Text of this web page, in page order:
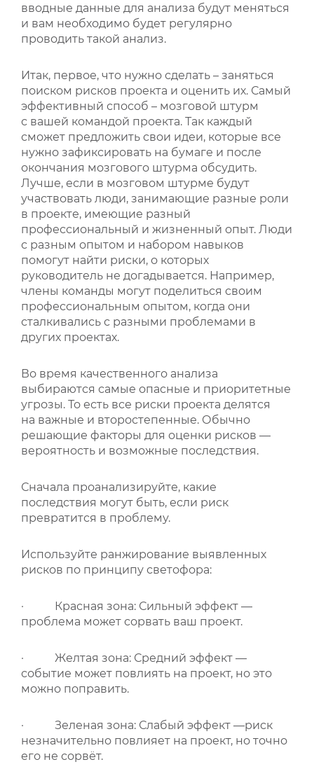
вводные данные для анализа будут меняться
и вам необходимо будет регулярно
проводить такой анализ.
Итак, первое, что нужно сделать – заняться
поиском рисков проекта и оценить их. Самый
эффективный способ – мозговой штурм
с вашей командой проекта. Так каждый
сможет предложить свои идеи, которые все
нужно зафиксировать на бумаге и после
окончания мозгового штурма обсудить.
Лучше, если в мозговом штурме будут
участвовать люди, занимающие разные роли
в проекте, имеющие разный
профессиональный и жизненный опыт. Люди
с разным опытом и набором навыков
помогут найти риски, о которых
руководитель не догадывается. Например,
члены команды могут поделиться своим
профессиональным опытом, когда они
сталкивались с разными проблемами в
других проектах.
Во время качественного анализа
выбираются самые опасные и приоритетные
угрозы. То есть все риски проекта делятся
на важные и второстепенные. Обычно
решающие факторы для оценки рисков —
вероятность и возможные последствия.
Сначала проанализируйте, какие
последствия могут быть, если риск
превратится в проблему.
Используйте ранжирование выявленных
рисков по принципу светофора:
· Красная зона: Сильный эффект —
проблема может сорвать ваш проект.
· Желтая зона: Средний эффект —
событие может повлиять на проект, но это
можно поправить.
· Зеленая зона: Слабый эффект —риск
незначительно повлияет на проект, но точно
его не сорвёт.